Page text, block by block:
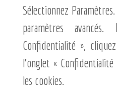
Sélectionnez
paramètres
Confidentialité »,
l’onglet «
les cookies.